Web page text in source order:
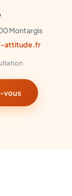
Montargis
attitude.fr
vous